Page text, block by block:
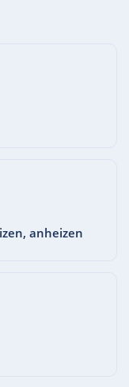
anheizen